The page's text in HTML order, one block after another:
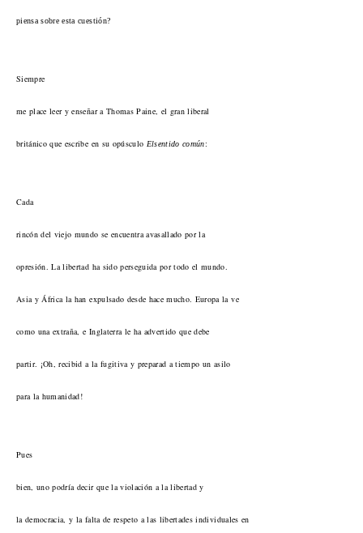
piensa sobre esta cuestión?
Siempre
me place leer y enseñar a Thomas Paine, el gran liberal
británico que escribe en su opúsculo Elsentido común:
Cada
rincón del viejo mundo se encuentra avasallado por la
opresión. La libertad ha sido perseguida por todo el mundo.
Asia y África la han expulsado desde hace mucho. Europa la ve
como una extraña, e Inglaterra le ha advertido que debe
partir. ¡Oh, recibid a la fugitiva y preparad a tiempo un asilo
para la humanidad!
Pues
bien, uno podría decir que la violación a la libertad y
la democracia, y la falta de respeto a las libertades individuales en